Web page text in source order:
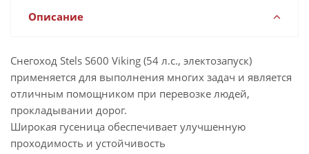
Описание
Снегоход Stels S600 Viking (54 л.с., электозапуск)
применяется для выполнения многих задач и является
отличным помощником при перевозке людей,
прокладывании дорог.
Широкая гусеница обеспечивает улучшенную
проходимость и устойчивость